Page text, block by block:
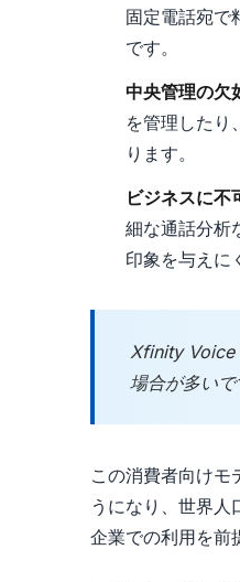
固定電話宛で
です。
中央管理の欠
を管理したり
ります。
ビジネスに不
細な通話分析
印象を与えに
Xfinity Voice
場合が多い
この消費者向けモ
うになり、世界人
企業での利用を前